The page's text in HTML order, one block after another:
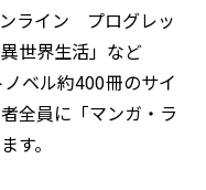
ンライン プログレッ
世界生活」など
ベル約400冊のサイ
全員に「マンガ・ラ
す。